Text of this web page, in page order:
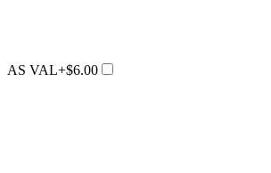
AS VAL+$6.00